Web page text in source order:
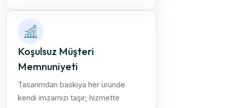
Koşulsuz Müşteri
Memnuniyeti
Tasarımdan baskıya her üründe
kendi imzamızı taşır; hizmette